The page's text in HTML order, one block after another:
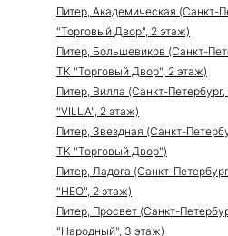
Питер, Академическая (Санкт-
"Торговый Двор", 2 этаж)
Питер, Большевиков (Санкт-
ТК "Торговый Двор", 2 этаж)
Питер, Вилла (Санкт-
"VILLA", 2 этаж)
Питер, Звездная (Санкт-
ТК "Торговый Двор")
Питер, Ладога (Санкт-
"НЕО", 2 этаж)
Питер, Просвет (Санкт-
"Народный", 3 этаж)